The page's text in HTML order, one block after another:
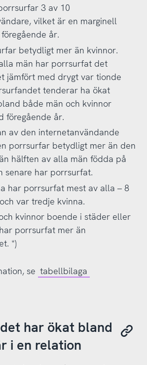
3 av 10
vilket är en marginell
år.
betydligt mer än kvinnor.
män har porrsurfat det
jämfört med drygt var tionde
tenderar ha ökat
både män och kvinnor
föregående år.
av den internetanvändande
porrsurfar betydligt mer än den
hälften av alla män födda på
senare har porrsurfat.
har porrsurfat mest av alla – 8
var tredje kvinna.
kvinnor boende i städer eller
porrsurfat mer än
*)
se tabellbilaga
har ökat bland
i en relation